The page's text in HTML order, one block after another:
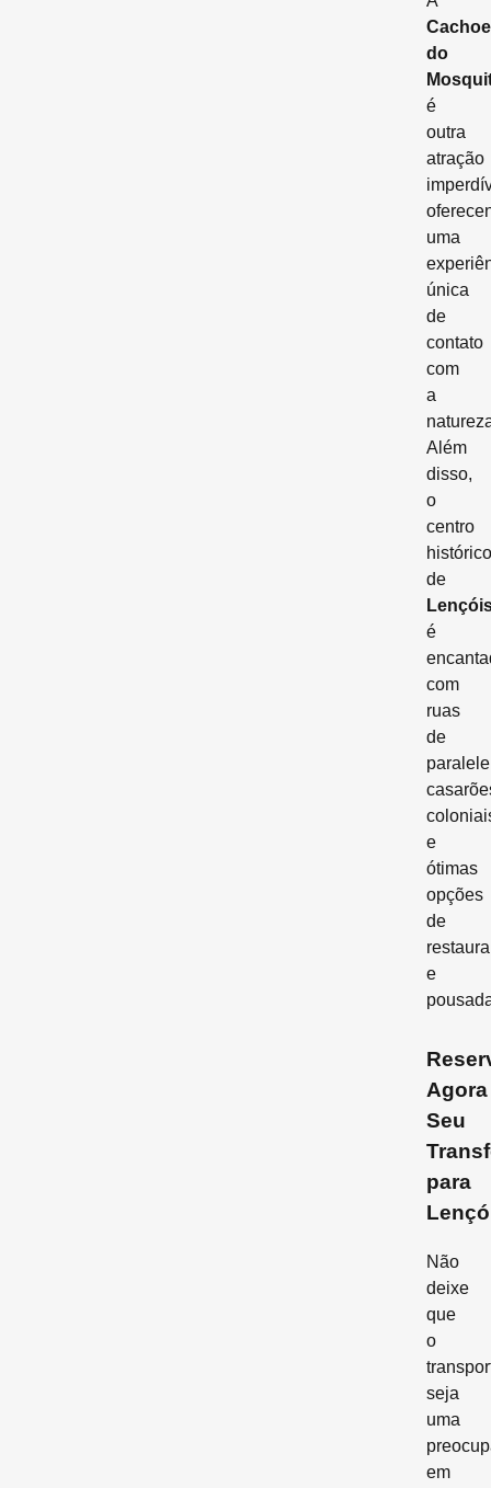
do
é
outra
atração
uma
única
de
contato
com
a
Além
disso,
o
centro
histórico
de
é
com
ruas
de
e
ótimas
opções
de
e
Agora
Seu
para
Não
deixe
que
o
seja
uma
em